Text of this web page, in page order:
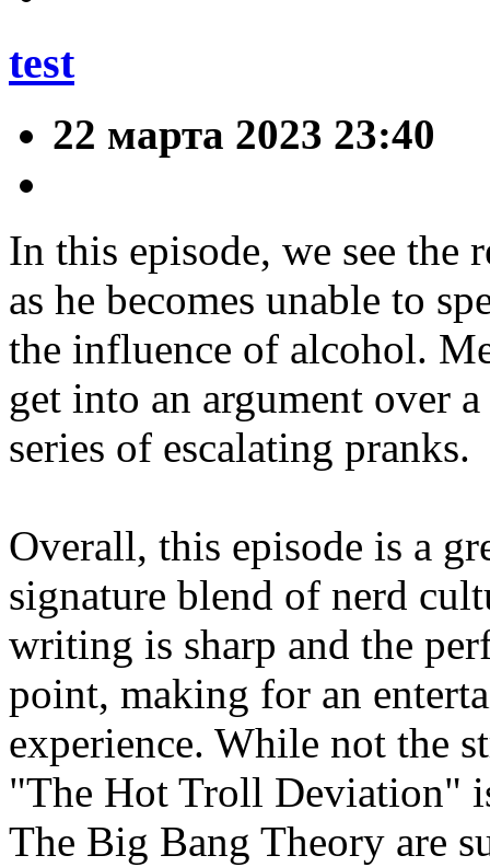
test
22 марта 2023 23:40
In this episode, we see the
as he becomes unable to
the influence of alcohol.
get into an argument over
series of escalating pranks.
Overall, this episode is a
signature blend of nerd
writing is sharp and the
point, making for an
experience. While not the
"The Hot Troll Deviation"
The Big Bang Theory are